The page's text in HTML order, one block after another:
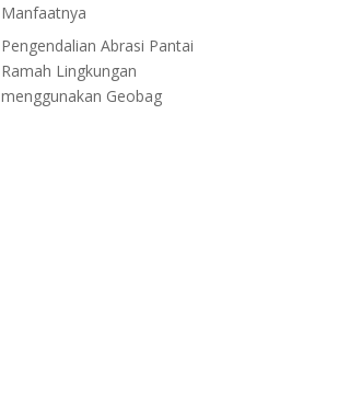
Manfaatnya
Pengendalian Abrasi Pantai
Ramah Lingkungan
menggunakan Geobag